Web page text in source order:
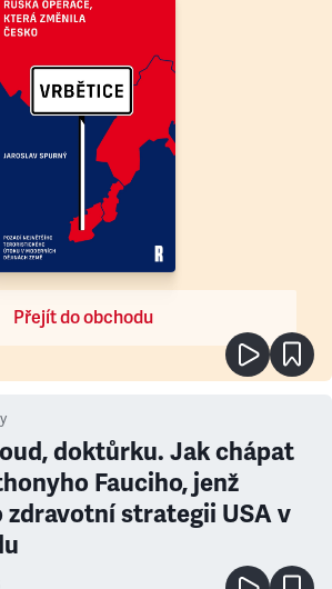
Přejít do obchodu
doktůrku. Jak chápat
Fauciho, jenž
zdravotní strategii USA v